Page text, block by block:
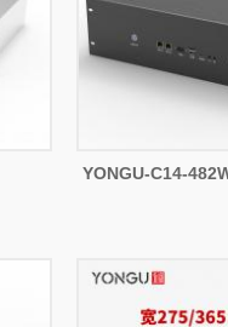
YONGU-C14-